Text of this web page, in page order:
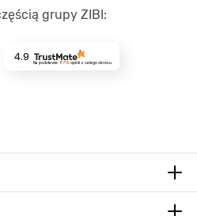
grupy ZIBI:
4.9
Na podstawie 8719opinii z całego okresu